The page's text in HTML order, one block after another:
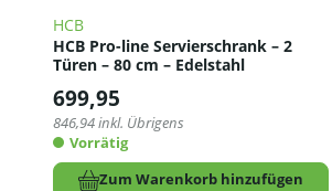
HCB
HCB Pro-line Servierschrank – 2
Türen – 80 cm – Edelstahl
699,95
846,94inkl. Übrigens
Vorrätig
Zum Warenkorb hinzufügen